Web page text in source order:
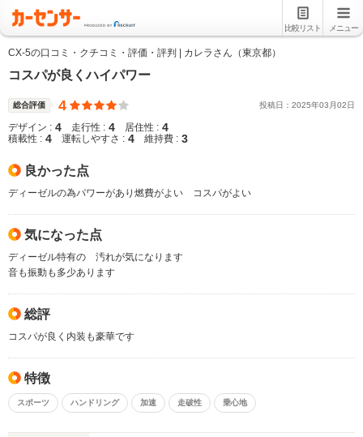
比較リスト メニュー
CX-5の口コミ・クチコミ・評価・評判 | カレラさん（東京都）
コスパが良くハイパワー
総合評価 4 投稿日： 2025年03 月02日
デザイン : 4 走行性 : 4 居住性 : 4
積載性 : 4 運転しやすさ : 4 維持費 : 3
良かった点
ディーゼルの為パワーがあり燃費がよい コスパがよい
気になった点
ディーゼル特有の 汚れが気になります
音も振動も多少あります
総評
コスパが良く内装も豪華です
特徴
スポーツ ハンドリング 加速 走破性 乗心地